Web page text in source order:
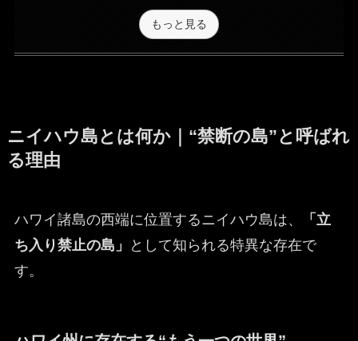
もっと見る
ニイハウ島とは何か｜“禁断の島”と呼ばれ
る理由
ハワイ諸島の西端に位置するニイハウ島は、
「立
ち入り禁止の島」
として知られる特異な存在で
す。